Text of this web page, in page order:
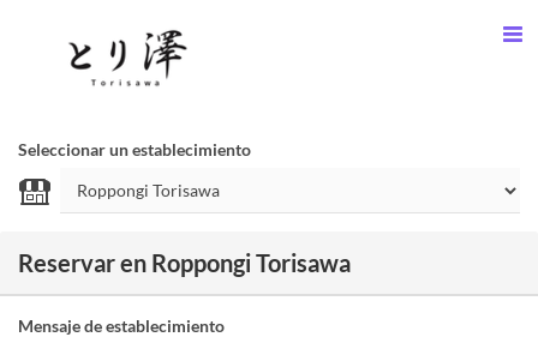
Seleccionar un establecimiento
Reservar en Roppongi Torisawa
Mensaje de establecimiento